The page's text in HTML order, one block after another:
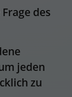
des
jeden
zu